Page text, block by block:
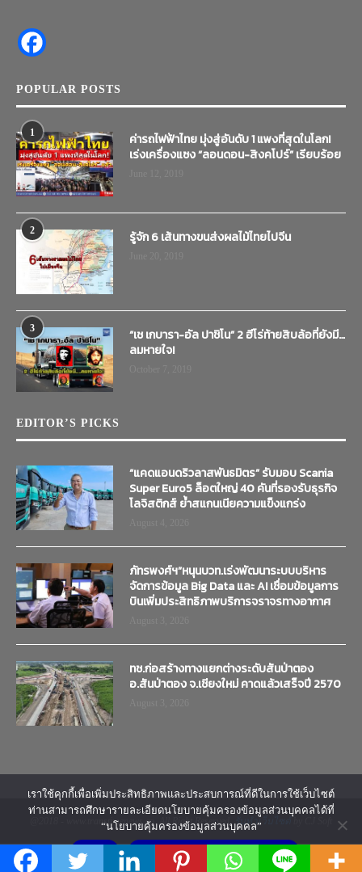
POPULAR POSTS
1
ค่ารถไฟฟ้าไทย มุ่งสู่อันดับ 1 แพงที่สุดในโลก!
เร่งเครื่องแซง “ลอนดอน-สิงคโปร์” เรียบร้อย
2 รู้จัก 6 เส้นทางขนส่งผลไม้ไทยไปจีน
3
“เช เกบารา-อัล ปาชิโน” 2 ฮีโร่ท้ายสิบล้อที่ยังมี…
ลมหายใจ!
EDITOR’S PICKS
“แคดแอนดริวลาสพันธมิตร” รับมอบ Scania
Super Euro5 ล็อตใหญ่ 40 คันที่รองรับธุรกิจ
โลจิสติกส์ ย้ำสแกนเนียความแข็งแกร่ง
ภัทรพงศ์ฯ”หนุนบวท.เร่งพัฒนาระบบบริหาร
จัดการข้อมูล Big Data และ AI เชื่อมข้อมูลการ
บินเพิ่มประสิทธิภาพบริการจราจรทางอากาศ
ทช.ก่อสร้างทางแยกต่างระดับสันป่าตอง
อ.สันป่าตอง จ.เชียงใหม่ คาดแล้วเสร็จปี 2570
@2018 - www.transtimenews.co. All Right Reserved. รับทำเว็บไซต์
เราใช้คุกกี้เพื่อเพิ่มประสิทธิภาพและประสบการณ์ที่ดีในการใช้เว็บไซต์
ท่านสามารถศึกษารายละเอียดนโยบายคุ้มครองข้อมูลส่วนบุคคลได้ที่
“นโยบายคุ้มครองข้อมูลส่วนบุคคล”
ยอมรับ นโยบายคุ้มครองข้อมูลส่วนบุคคล